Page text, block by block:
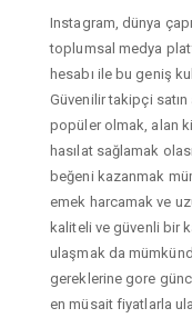
Instagram, dünya
toplumsal medya
hesabı ile bu geniş
Güvenilir takipçi
popüler olmak, alan
hasılat sağlamak
beğeni kazanmak
emek harcamak ve
kaliteli ve güvenli bir
ulaşmak da
gereklerine gore
en müsait fiyatlarla